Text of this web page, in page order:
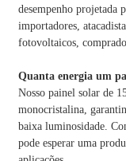
desempenho projetada
importadores,
fotovoltaicos,
Quanta energia um
Nosso painel solar de
monocristalina,
baixa luminosidade.
pode esperar uma